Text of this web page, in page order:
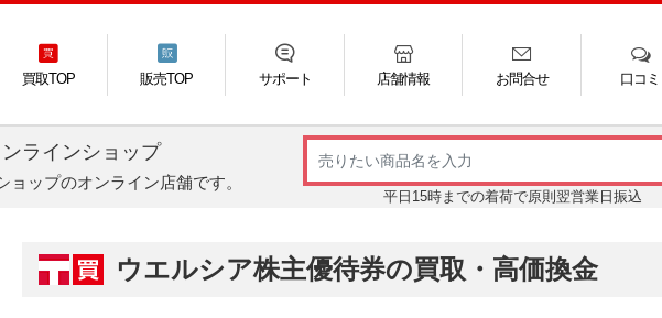
買取TOP 販売TOP サポート
FAQ ご利用ガイド
店舗情報 お問合せ
LINE お電話 メー
口コミ
ラインショップ
ップのオンライン店舗です。
平日15時までの着荷で原則翌営業日振込
ウエルシア株主優待券の買取・高価換金